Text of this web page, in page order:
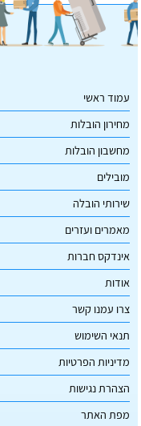
עמוד ראשי
מחירון הובלות
מחשבון הובלות
מובילים
שירותי הובלה
מאמרים ועזרים
אינדקס חברות
אודות
צרו עמנו קשר
תנאי השימוש
מדיניות הפרטיות
הצהרת נגישות
מפת האתר